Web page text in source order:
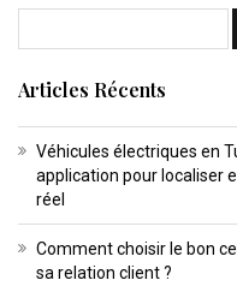
Articles Récents
Véhicules électriques en
application pour localiser
réel
Comment choisir le bon
sa relation client ?